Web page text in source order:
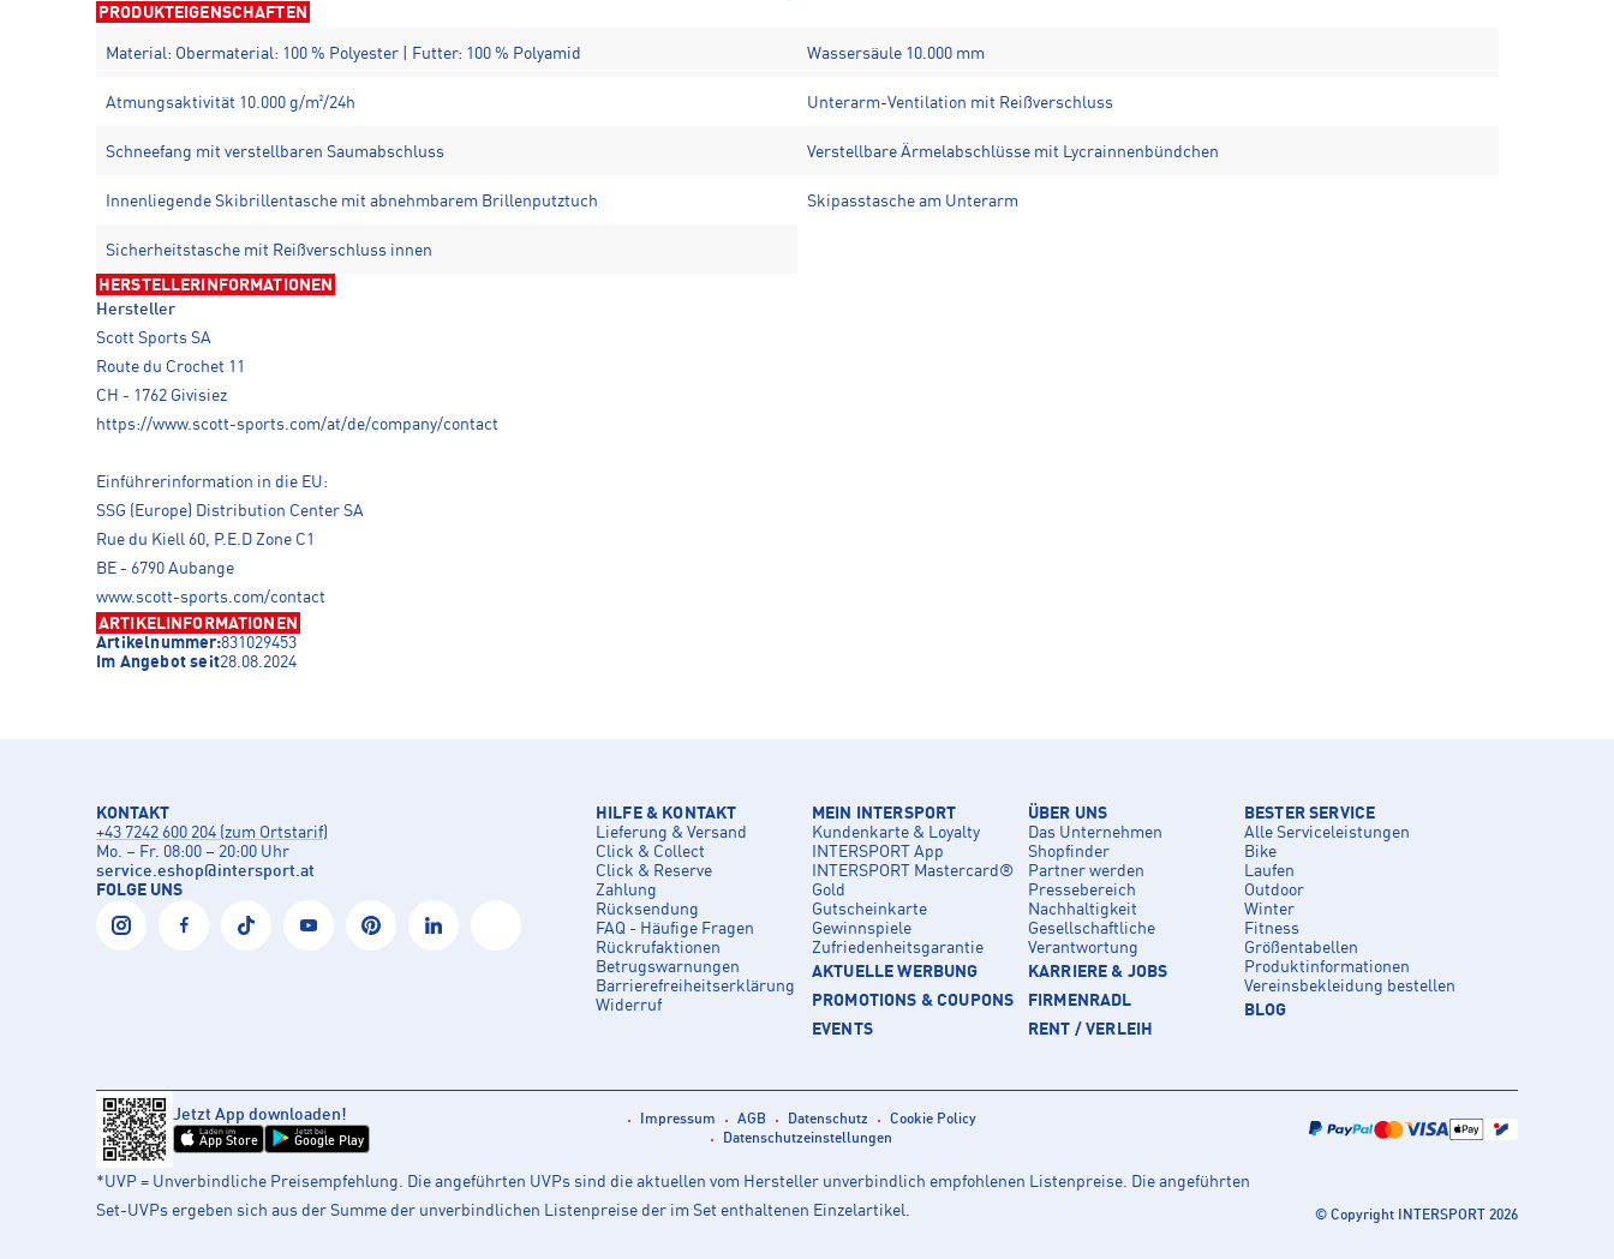
PRODUKTEIGENSCHAFTEN
Material: Obermaterial: 100 % Polyester | Futter: 100 % Polyamid Wassersäule 10.000 mm
Atmungsaktivität 10.000 g/m²/24h Unterarm-Ventilation mit Reißverschluss
Schneefang mit verstellbaren Saumabschluss Verstellbare Ärmelabschlüsse mit Lycrainnenbündchen
Innenliegende Skibrillentasche mit abnehmbarem Brillenputztuch Skipasstasche am Unterarm
Sicherheitstasche mit Reißverschluss innen
HERSTELLERINFORMATIONEN
Hersteller
Scott Sports SA
Route du Crochet 11
CH - 1762 Givisiez
https://www.scott-sports.com/at/de/company/contact
Einführerinformation in die EU:
SSG (Europe) Distribution Center SA
Rue du Kiell 60, P.E.D Zone C1
BE - 6790 Aubange
www.scott-sports.com/contact
ARTIKELINFORMATIONEN
Artikelnummer:831029453
Im Angebot seit28.08.2024
KONTAKT
+43 7242 600 204 (zum Ortstarif)
Mo. – Fr. 08:00 – 20:00 Uhr
service.eshop@intersport.at
FOLGE UNS
HILFE & KONTAKT
Lieferung & Versand
Click & Collect
Click & Reserve
Zahlung
Rücksendung
FAQ - Häufige Fragen
Rückrufaktionen
Betrugswarnungen
Barrierefreiheitserklärung
Widerruf
MEIN INTERSPORT
Kundenkarte & Loyalty
INTERSPORT App
INTERSPORT Mastercard®
Gold
Gutscheinkarte
Gewinnspiele
Zufriedenheitsgarantie
AKTUELLE WERBUNG
PROMOTIONS & COUPONS
EVENTS
ÜBER UNS
Das Unternehmen
Shopfinder
Partner werden
Pressebereich
Nachhaltigkeit
Gesellschaftliche
Verantwortung
KARRIERE & JOBS
FIRMENRADL
RENT / VERLEIH
BESTER SERVICE
Alle Serviceleistungen
Bike
Laufen
Outdoor
Winter
Fitness
Größentabellen
Produktinformationen
Vereinsbekleidung bestellen
BLOG
Jetzt App downloaden!
Laden im
App Store
Jetzt bei
Google Play
Impressum AGB Datenschutz
Cookie Policy
Datenschutzeinstellungen
*UVP = Unverbindliche Preisempfehlung. Die angeführten UVPs sind die aktuellen vom Hersteller unverbindlich empfohlenen Listenpreise. Die angeführten
Set-UVPs ergeben sich aus der Summe der unverbindlichen Listenpreise der im Set enthaltenen Einzelartikel.
© Copyright INTERSPORT 2026